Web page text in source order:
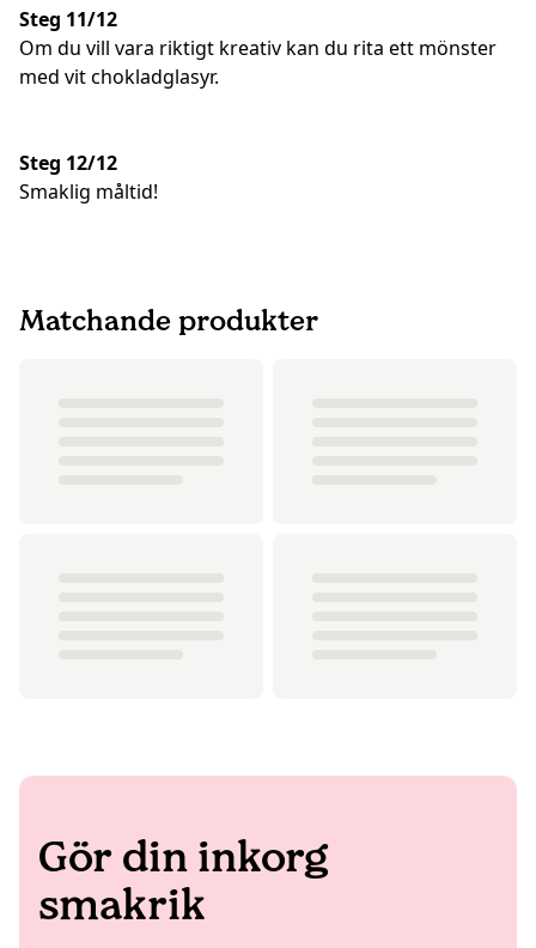
Steg 11/12
Om du vill vara riktigt kreativ kan du rita ett mönster
med vit chokladglasyr.
Steg 12/12
Smaklig måltid!
Matchande produkter
Gör din inkorg
smakrik